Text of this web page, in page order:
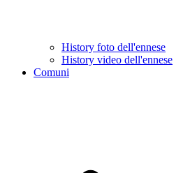
History foto dell'ennese
History video dell'ennese
Comuni